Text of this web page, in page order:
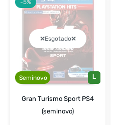
Esgotado
Seminovo L
Gran Turismo Sport PS4
(seminovo)
-5%